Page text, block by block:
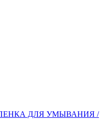
ДЛЯ УМЫВАНИЯ /